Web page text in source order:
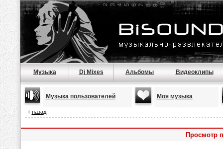
Музыка Dj Mixes Альбомы Видеоклипы
Музыка пользователей Моя музыка
назад
Просмотр